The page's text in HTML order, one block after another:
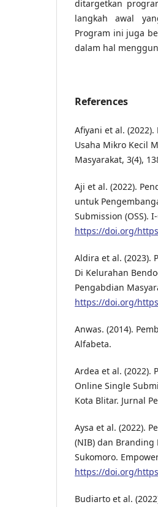
ditargetkan
langkah awal
Program ini juga
dalam hal
References
Afiyani et al.
Usaha Mikro Kecil
Masyarakat, 3(4),
Aji et al. (2022).
untuk
Submission (OSS).
https://doi.org/
Aldira et al. (2023).
Di Kelurahan
Pengabdian
https://doi.org/
Anwas. (2014).
Alfabeta.
Ardea et al. (2022).
Online Single
Kota Blitar. Jurnal
Aysa et al. (2022).
(NIB) dan Branding
Sukomoro.
https://doi.org/
Budiarto et al.